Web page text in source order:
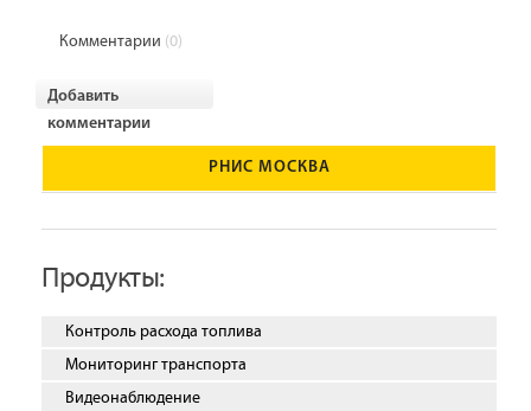
Комментарии (0)
Добавить
комментарии
РНИС МОСКВА
Продукты:
Контроль расхода топлива
Мониторинг транспорта
Видеонаблюдение